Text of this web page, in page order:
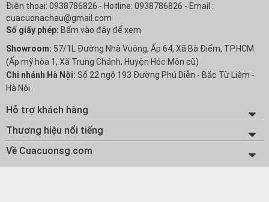
Điện thoại: 0938786826 - Hotline: 0938786826 - Email :
cuacuonachau@gmail.com
Số giấy phép: Bấm vào đây để xem
Showroom: 57/1L Đường Nhà Vuông, Ấp 64, Xã Bà Điểm, TP.HCM
(Ấp mỹ hòa 1, Xã Trung Chánh, Huyện Hóc Môn cũ)
Chi nhánh Hà Nội: Số 22 ngõ 193 Đường Phú Diễn - Bắc Từ Liêm -
Hà Nội
Hỗ trợ khách hàng
Chính sách Bảo hành
Chính sách bảo mật thông tin
Thương hiệu nổi tiếng
Cửa Cuốn Austdoor
Cửa Cuốn Mitadoor
Về Cuacuonsg.com
Giới Thiệu Á Châu